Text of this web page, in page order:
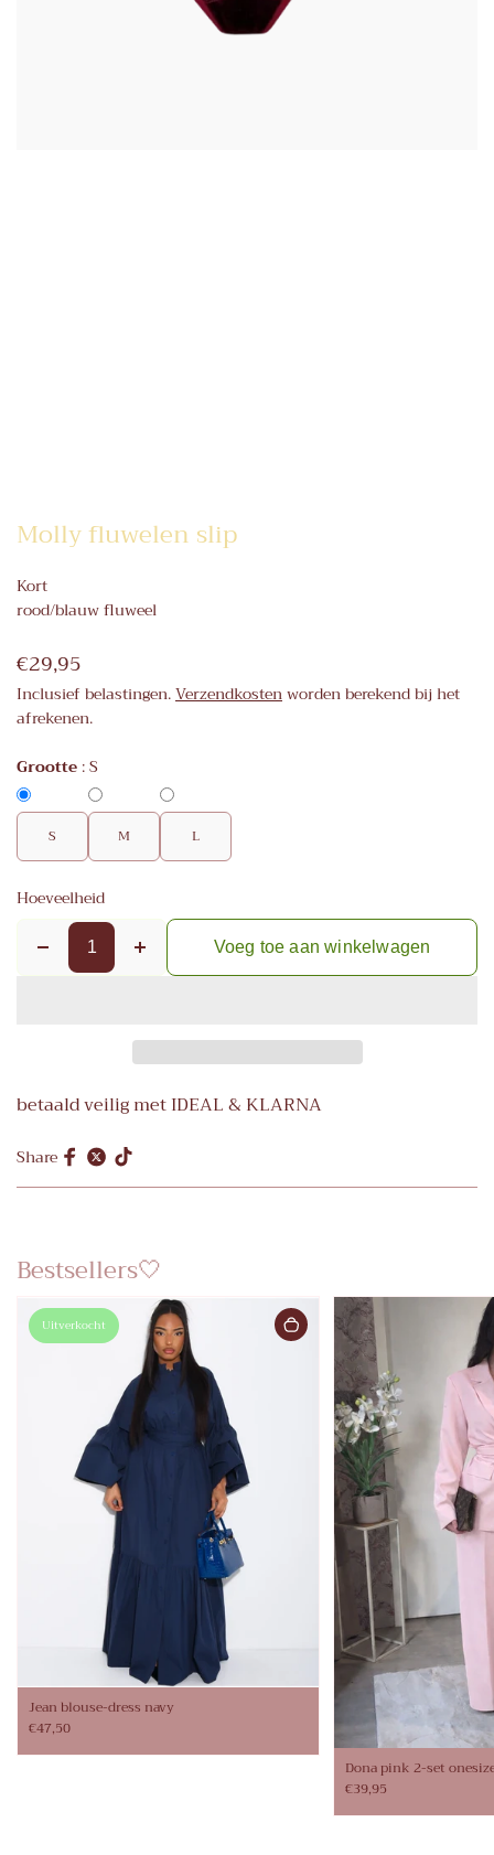
Molly fluwelen slip
Kort
rood/blauw fluweel
€29,95
Inclusief belastingen.Verzendkostenworden berekend bij het
afrekenen.
Grootte :S
S M L
Hoeveelheid
Voeg toe aan winkelwagen
betaald veilig met IDEAL & KLARNA
Share
Bestsellers🤍
Uitverkocht
Jean blouse-dress navy
€47,50
Dona pink 2-set
€39,95